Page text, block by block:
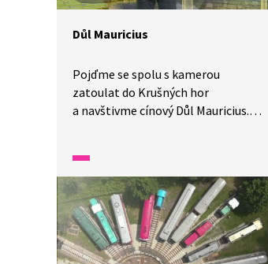
Důl Mauricius
Pojďme se spolu s kamerou
zatoulat do Krušných hor
a navštivme cínový Důl Mauricius.
Zjistíme, že důl měří až 1,5 km
a vznikl propojením několika štol.
Uvážíme-li, že dříve horníkům
trvalo celou směnu posunout se
o dva centimetry, oceníme jeho
velikost. Jak to v takovém dole se